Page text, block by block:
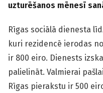
uzturēšanos mēnesī
Rīgas sociālā dienesta
kuri rezidencē ierodas
ir 800 eiro. Dienests
palielināt. Valmierai
Rīgas pierakstu ir 500